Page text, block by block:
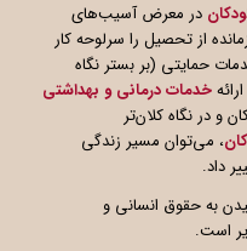
در معرض آسیب‌های
از تحصیل را سرلوحه کار
حمایتی (بر بستر نگاه
خدمات درمانی و بهداشتی
و در نگاه کلان‌تر
، می‌توان مسیر زندگی
داد.
به حقوق انسانی و
است.